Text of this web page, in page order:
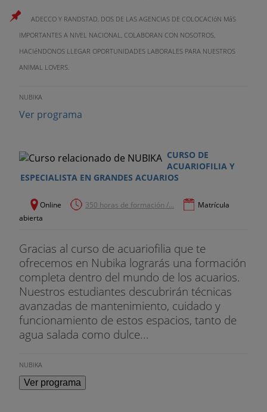
ADECCO Y RANDSTAD, DOS DE LAS AGENCIAS DE COLOCACIóN MáS
IMPORTANTES A NIVEL NACIONAL, COLABORAN CON NOSOTROS,
HACIéNDONOS LLEGAR OPORTUNIDADES LABORALES PARA NUESTROS
ANIMAL LOVERS.
NUBIKA
Ver programa
CURSO DE
ACUARIOFILIA Y
ESPECIALISTA EN GRANDES ACUARIOS
Online 350 horas de formación /...
Matrícula
abierta
Gracias al curso de acuariofilia que te
ofrecemos en Nubika lograrás una formación
completa dentro del mundo de los acuarios.
Nuestros estudiantes descubrirán técnicas
avanzadas de mantenimiento, cuidado y
funcionamiento de estos espacios, tanto de
agua salada como dulce...
NUBIKA
Ver programa